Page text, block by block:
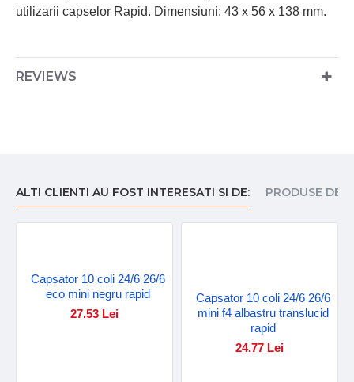
utilizarii capselor Rapid. Dimensiuni: 43 x 56 x 138 mm.
REVIEWS
ALTI CLIENTI AU FOST INTERESATI SI DE: PRODUSE DE
Capsator 10 coli 24/6 26/6
eco mini negru rapid
27.53 Lei
Capsator 10 coli 24/6 26/6
mini f4 albastru translucid
rapid
24.77 Lei